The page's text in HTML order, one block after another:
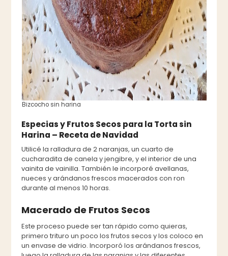
Bizcocho sin harina
Especias y Frutos Secos para la Torta sin
Harina – Receta de Navidad
Utilicé la ralladura de 2 naranjas, un cuarto de
cucharadita de canela y jengibre, y el interior de una
vainita de vainilla. También le incorporé avellanas,
nueces y arándanos frescos macerados con ron
durante al menos 10 horas.
Macerado de Frutos Secos
Este proceso puede ser tan rápido como quieras,
primero trituro un poco los frutos secos y los coloco en
un envase de vidrio. Incorporó los arándanos frescos,